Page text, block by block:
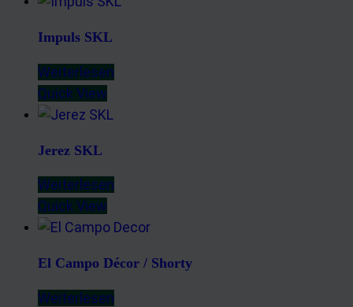
Impuls SKL
Weiterlesen
Quick View
Jerez SKL
Weiterlesen
Quick View
El Campo Décor / Shorty
Weiterlesen